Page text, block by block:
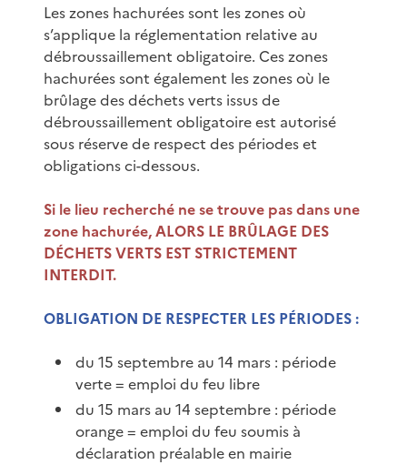
Les zones hachurées sont les zones où
s’applique la réglementation relative au
débroussaillement obligatoire. Ces zones
hachurées sont également les zones où le
brûlage des déchets verts issus de
débroussaillement obligatoire est autorisé
sous réserve de respect des périodes et
obligations ci-dessous.
Si le lieu recherché ne se trouve pas dans une
zone hachurée, ALORS LE BRÛLAGE DES
DÉCHETS VERTS EST STRICTEMENT
INTERDIT.
OBLIGATION DE RESPECTER LES PÉRIODES :
du 15 septembre au 14 mars : période
verte = emploi du feu libre
du 15 mars au 14 septembre : période
orange = emploi du feu soumis à
déclaration préalable en mairie